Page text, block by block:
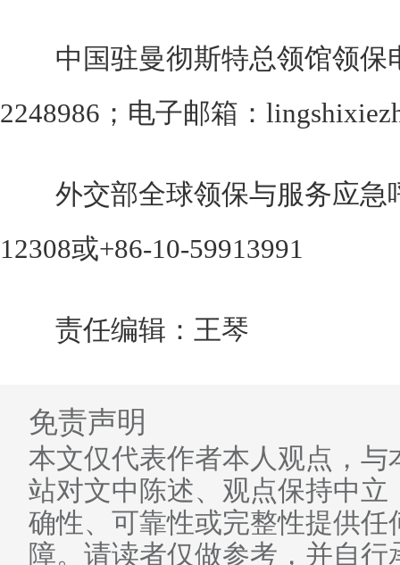
中国驻曼彻斯特总领馆领保
2248986；电子邮箱：
外交部全球领保与服务应急
12308或+86-10-59913991
责任编辑：王琴
免责声明
本文仅代表作者本人观点，与
站对文中陈述、观点保持中立
确性、可靠性或完整性提供任
障。请读者仅做参考，并自行